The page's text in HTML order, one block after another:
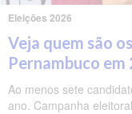
Eleições 2026
Veja quem são
Pernambuco em
Ao menos sete
ano. Campanha